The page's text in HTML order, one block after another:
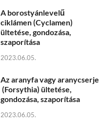
A borostyánlevelű
ciklámen (Cyclamen)
ültetése, gondozása,
szaporítása
2023.06.05.
Az aranyfa vagy aranycserje
(Forsythia) ültetése,
gondozása, szaporítása
2023.06.05.